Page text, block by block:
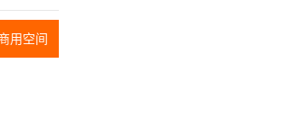
用空间